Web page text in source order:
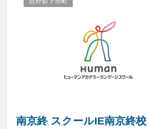
南京終 スクールIE南京終